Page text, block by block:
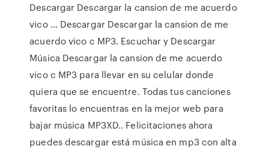
Descargar Descargar la cansion de me acuerdo
vico … Descargar Descargar la cansion de me
acuerdo vico c MP3. Escuchar y Descargar
Música Descargar la cansion de me acuerdo
vico c MP3 para llevar en su celular donde
quiera que se encuentre. Todas tus canciones
favoritas lo encuentras en la mejor web para
bajar música MP3XD.. Felicitaciones ahora
puedes descargar está música en mp3 con alta